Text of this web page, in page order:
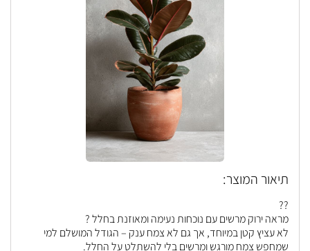
תיאור המוצר:
??
מראה ירוק מרשים עם נוכחות נעימה ומאוזנת בחלל ?
לא עציץ קטן במיוחד, אך גם לא צמח ענק – הגודל המושלם למי
שמחפש צמח מורגש ומרשים בלי להשתלט על החלל.